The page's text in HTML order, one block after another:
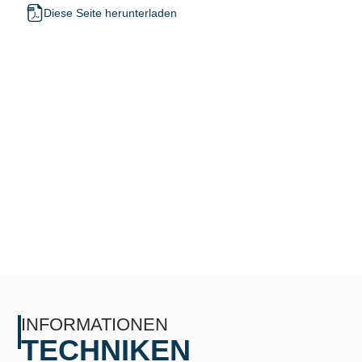
Diese Seite herunterladen
INFORMATIONEN
TECHNIKEN